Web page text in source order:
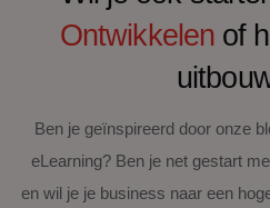
Ontwikkelen of
Ben je geïnspireerd door onze
eLearning? Ben je net gestart
en wil je je business naar een